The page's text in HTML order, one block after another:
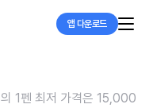
앱 다운로드
1펜 최저 가격은 15,000